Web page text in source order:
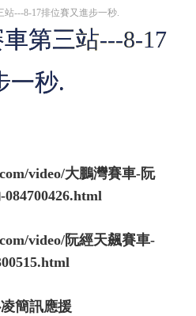
站---8-17排位賽又進步一秒.
第三站---8-17
一秒.
video/大鵬灣賽車-阮
video/阮經天飆賽車-
簡訊應援